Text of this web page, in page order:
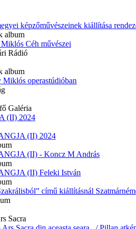
képzőművészeinek kiállítása
album
Céh művészei
Rádió
album
operastúdióban
Galéria
(II) 2024
(II) 2024
(II) - Koncz M András
(II) Feleki István
című kiállításnál
Sacra